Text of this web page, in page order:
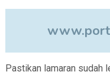
Pastikan lamaran sudah